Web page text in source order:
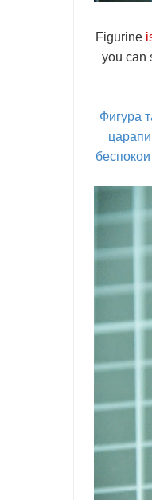
Figurine
you can
Фигура